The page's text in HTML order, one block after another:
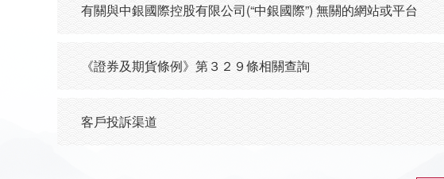
有關與中銀國際控股有限公司(“中銀國際”) 無關的網站或平台
《證券及期貨條例》第３２９條相關查詢
客戶投訴渠道